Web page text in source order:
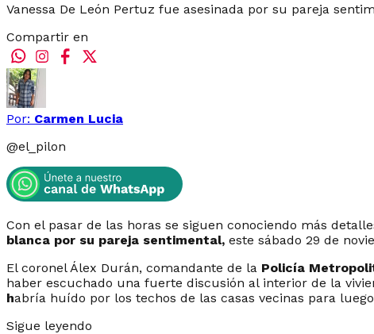
Vanessa De León Pertuz fue asesinada por su pareja
Compartir en
Por: Carmen Lucia
@el_pilon
Con el pasar de las horas se siguen conociendo más
blanca por su pareja sentimental, este sábado 29 de
El coronel Álex Durán, comandante de la Policía
haber escuchado una fuerte discusión al interior de la
habría huído por los techos de las casas vecinas para
Sigue leyendo